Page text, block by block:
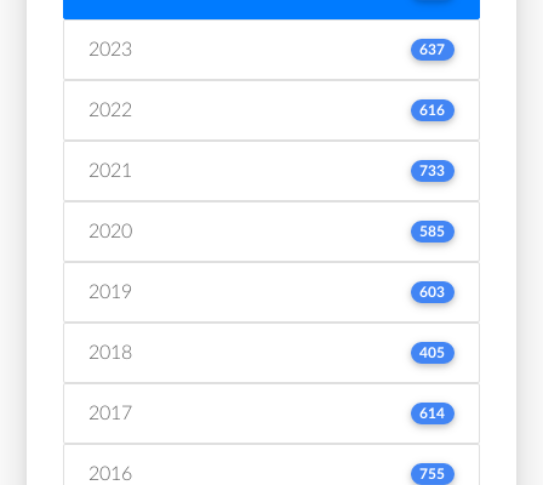
2023 637
2022 616
2021 733
2020 585
2019 603
2018 405
2017 614
2016 755